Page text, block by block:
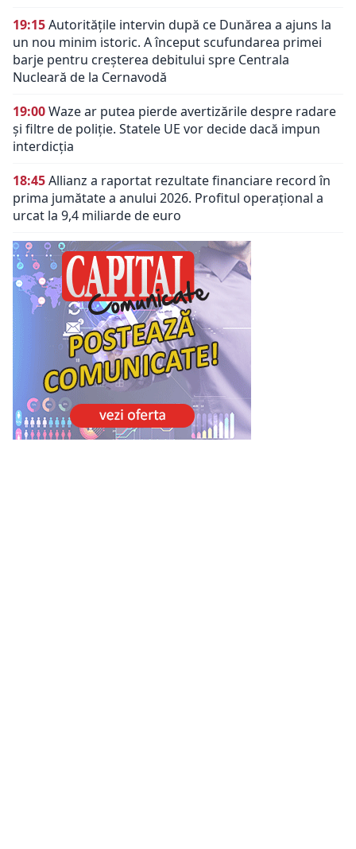
19:15Autoritățile intervin după ce Dunărea a ajuns la
un nou minim istoric. A început scufundarea primei
barje pentru creșterea debitului spre Centrala
Nucleară de la Cernavodă
19:00Waze ar putea pierde avertizările despre radare
și filtre de poliție. Statele UE vor decide dacă impun
interdicția
18:45Allianz a raportat rezultate financiare record în
prima jumătate a anului 2026. Profitul operațional a
urcat la 9,4 miliarde de euro